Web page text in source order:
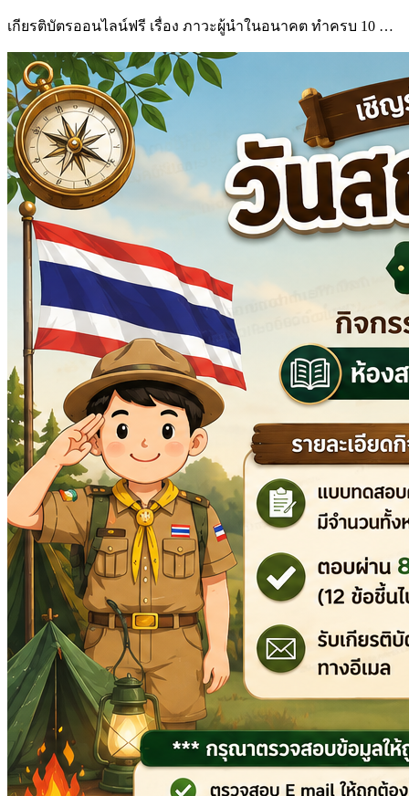
เกียรติบัตรออนไลน์ฟรี เรื่อง ภาวะผู้นำในอนาคต ทำครบ 10 …